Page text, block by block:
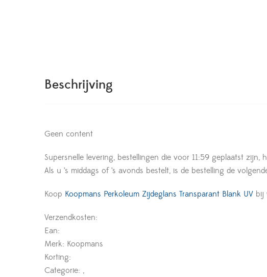
Beschrijving
Geen content
Supersnelle levering, bestellingen die voor 11:59 geplaatst
Als u ’s middags of ’s avonds bestelt, is de bestelling de
Koop Koopmans Perkoleum Zijdeglans Transparant Blank UV bij
Verzendkosten:
Ean:
Merk: Koopmans
Korting:
Categorie: ,